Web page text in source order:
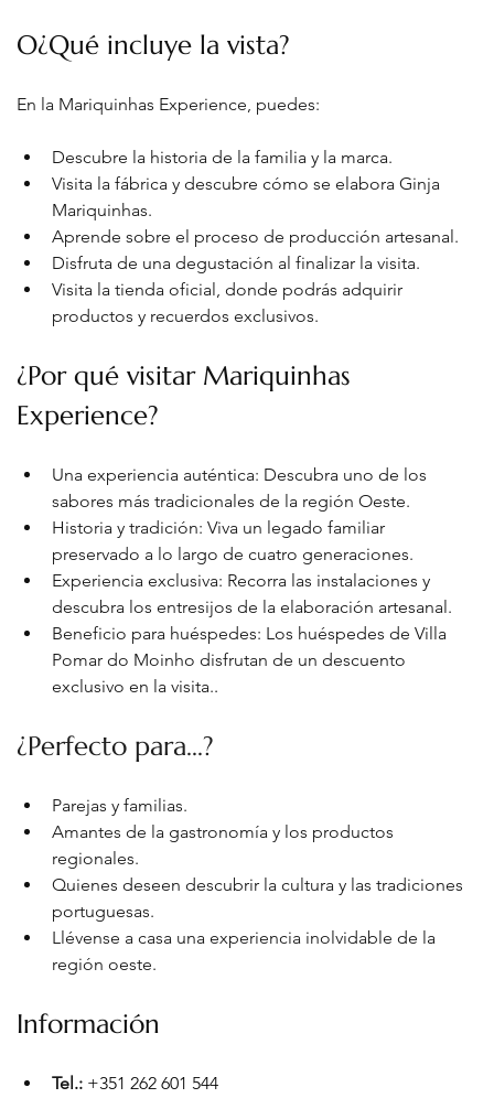
O¿Qué incluye la vista?
En la Mariquinhas Experience, puedes:
Descubre la historia de la familia y la marca.
Visita la fábrica y descubre cómo se elabora Ginja
Mariquinhas.
Aprende sobre el proceso de producción artesanal.
Disfruta de una degustación al finalizar la visita.
Visita la tienda oficial, donde podrás adquirir
productos y recuerdos exclusivos.
¿Por qué visitar Mariquinhas
Experience?
Una experiencia auténtica: Descubra uno de los
sabores más tradicionales de la región Oeste.
Historia y tradición: Viva un legado familiar
preservado a lo largo de cuatro generaciones.
Experiencia exclusiva: Recorra las instalaciones y
descubra los entresijos de la elaboración artesanal.
Beneficio para huéspedes: Los huéspedes de Villa
Pomar do Moinho disfrutan de un descuento
exclusivo en la visita..
¿Perfecto para...?
Parejas y familias.
Amantes de la gastronomía y los productos
regionales.
Quienes deseen descubrir la cultura y las tradiciones
portuguesas.
Llévense a casa una experiencia inolvidable de la
región oeste.
Información
Tel.: +351 262 601 544